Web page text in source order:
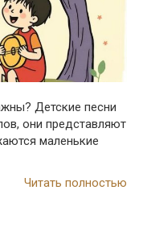
Детские песни
они представляют
маленькие
Читать полностью